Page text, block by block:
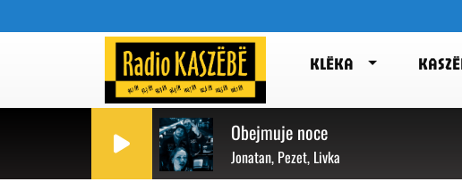
KLËKA
Obejmuje noce
Jonatan, Pezet, Livka